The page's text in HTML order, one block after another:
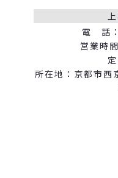
電 話：
営業時
所在地：京都市